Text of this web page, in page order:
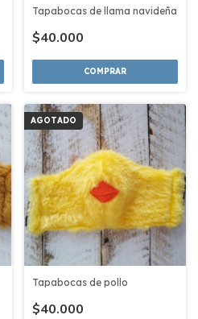
Tapabocas de llama navideña
$40.000
COMPRAR
AGOTADO
Tapabocas de pollo
$40.000